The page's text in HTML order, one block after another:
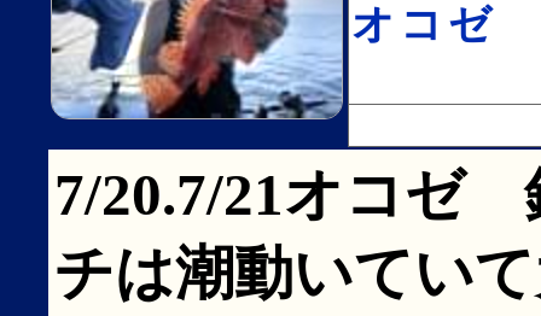
オコゼ
7/20.7/21オコゼ
チは潮動いてい